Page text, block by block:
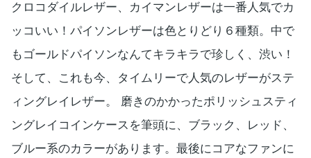
クロコダイルレザー、カイマンレザーは一番人気でカ
ッコいい！パイソンレザーは色とりどり６種類。中で
もゴールドパイソンなんてキラキラで珍しく、渋い！
そして、これも今、タイムリーで人気のレザーがステ
ィングレイレザー。 磨きのかかったポリッシュスティ
ングレイコインケースを筆頭に、ブラック、レッド、
ブルー系のカラーがあります。最後にコアなファンに